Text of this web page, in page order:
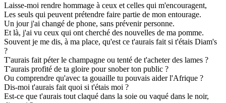
Laisse-moi rendre hommage à ceux et celles qui m'encouragent,
Les seuls qui peuvent prétendre faire partie de mon entourage.
Un jour j'ai changé de phone, sans prévenir personne.
Et là, j'ai vu ceux qui ont cherché des nouvelles de ma pomme.
Souvent je me dis, à ma place, qu'est ce t'aurais fait si t'étais Diam's
?
T'aurais fait péter le champagne ou tenté de t'acheter des lames ?
T'aurais profité de ta gloire pour snober ton public ?
Ou comprendre qu'avec ta gouaille tu pouvais aider l'Afrique ?
Dis-moi t'aurais fait quoi si t'étais moi ?
Est-ce que t'aurais tout claqué dans la soie ou vaqué dans le noir,